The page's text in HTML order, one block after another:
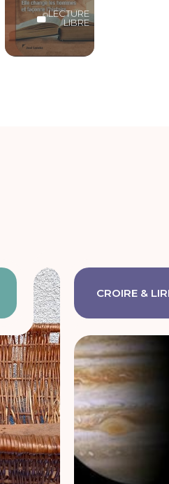
LECTURE
LIBRE
CROIRE &